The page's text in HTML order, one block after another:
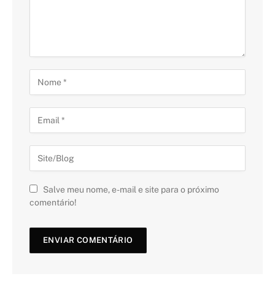
Salve meu nome, e-mail e site para o próximo
comentário!